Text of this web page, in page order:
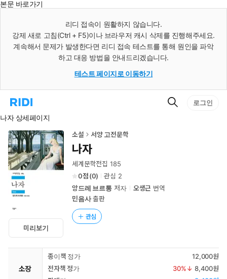
본문 바로가기
리디 접속이 원활하지 않습니다.
강제 새로 고침(Ctrl + F5)이나 브라우저 캐시 삭제를 진행해주세요.
계속해서 문제가 발생한다면 리디 접속 테스트를 통해 원인을 파악
하고 대응 방법을 안내드리겠습니다.
테스트 페이지로 이동하기
리
홈
로
이
동
검
로그인
나자 상세페이지
미리보기
소설 서양 고전문학
나자
세계문학전집 185
0
(0) 관심 2
앙드레 브르통 저자 오생근 번역
민음사출판
관심
소장
종이책 정가
12,000원
전자책 정가
30%↓ 8,400원